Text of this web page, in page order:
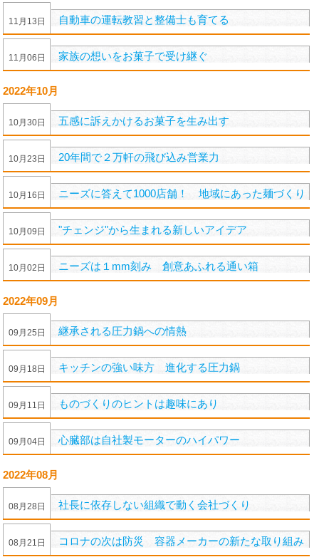
11 月 13 日 自動車の運転教習と整備士も育てる
11 月 06 日 家族の想いをお菓子で受け継ぐ
2022年10月
10月 30日 五感に訴えかけるお菓子を生み出す
10月 23 日 20年間で２万軒の飛び込み営業力
10月 16 日 ニーズに答えて1000店舗！ 地域にあった麺づくり
10月 09 日 "チェンジ"から生まれる新しいアイデア
10月 02 日 ニーズは１mm刻み 創意あふれる通い箱
2022年09月
09 月 25 日 継承される圧力鍋への情熱
09 月 18 日 キッチンの強い味方 進化する圧力鍋
09 月 11 日 ものづくりのヒントは趣味にあり
09 月 04日 心臓部は自社製モーターのハイパワー
2022年08月
08 月 28 日 社長に依存しない組織で動く会社づくり
08 月 21 日 コロナの次は防災 容器メーカーの新たな取り組み